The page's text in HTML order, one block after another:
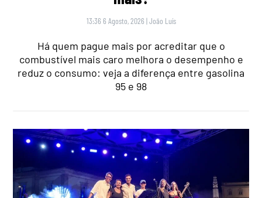
13:36 6 Agosto, 2026 |João Luís
Há quem pague mais por acreditar que o
combustível mais caro melhora o desempenho e
reduz o consumo: veja a diferença entre gasolina
95 e 98